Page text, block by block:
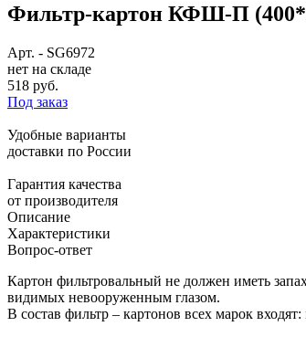
Фильтр-картон КФШ-П
Арт. - SG6972
нет на складе
518 руб.
Под заказ
Удобные варианты
доставки по России
Гарантия качества
от производителя
Описание
Характеристики
Вопрос-ответ
Картон фильтровальный не должен иметь
видимых невооруженным глазом.
В состав фильтр – картонов всех марок